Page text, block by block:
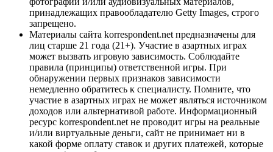
принадлежащих правообладателю Getty Images, строго
запрещено.
Материалы сайта korrespondent.net предназначены для
лиц старше 21 года (21+). Участие в азартных играх
может вызвать игровую зависимость. Соблюдайте
правила (принципы) ответственной игры. При
обнаружении первых признаков зависимости
немедленно обратитесь к специалисту. Помните, что
участие в азартных играх не может являться источником
доходов или альтернативой работе. Информационный
ресурс korrespondent.net не проводит игры на реальные
и/или виртуальные деньги, сайт не принимает ни в
какой форме оплату ставок и других платежей, которые